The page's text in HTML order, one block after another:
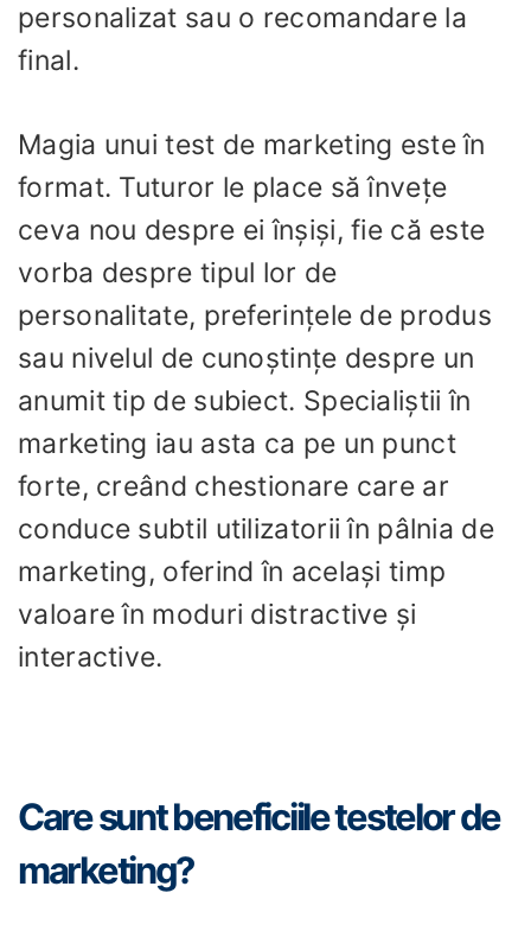
personalizat sau o recomandare la
final.
Magia unui test de marketing este în
format. Tuturor le place să învețe
ceva nou despre ei înșiși, fie că este
vorba despre tipul lor de
personalitate, preferințele de produs
sau nivelul de cunoștințe despre un
anumit tip de subiect. Specialiștii în
marketing iau asta ca pe un punct
forte, creând chestionare care ar
conduce subtil utilizatorii în pâlnia de
marketing, oferind în același timp
valoare în moduri distractive și
interactive.
Care sunt beneficiile testelor de
marketing?